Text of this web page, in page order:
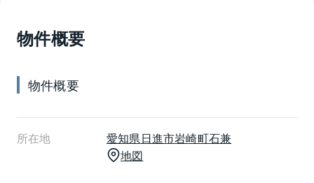
安心できるマンションです。エントランスホールは広
めでソファのあるラウンジがゆとり感を感じさせま
ますので洗濯を干すのが便利です。マンションは第1種
です。低層階のマンションで暮らしたい方に向いてい
るでしょう。近隣にスーパーやコンビニエンスストア
がありますので徒歩でお買い物が出来ます。グローリ
物件概要
物件概要
所在地 愛知県日進市岩崎町石兼
地図